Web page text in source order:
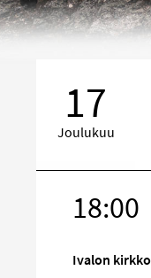
17
Joulukuu
18:00
Ivalon kirkko